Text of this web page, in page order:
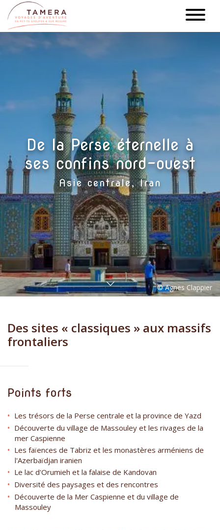
Aller
au
contenu
De la Perse éternelle à
ses confins nord-ouest
Asie centrale, Iran
Des sites « classiques » aux massifs
frontaliers
Points forts
Les trésors de la Perse centrale et la province de Yazd
Découverte du village de Massouley et les rivages de la
mer Caspienne
Les faïences de Tabriz et les monastères arméniens de
l'Azerbaïdjan iranien
Le lac d'Orumieh et la falaise de Kandovan
Diversité des paysages et des rencontres
Découverte de la Mer Caspienne et du village de
Massouley